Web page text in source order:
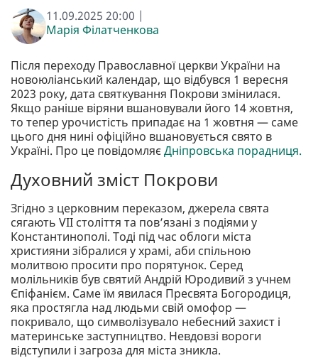
11.09.2025 20:00 |
Марія Філатченкова
Після переходу Православної церкви України на
новоюліанський календар, що відбувся 1 вересня
2023 року, дата святкування Покрови змінилася.
Якщо раніше віряни вшановували його 14 жовтня,
то тепер урочистість припадає на 1 жовтня — саме
цього дня нині офіційно вшановується свято в
Україні. Про це повідомляєДніпровська порадниця.
Духовний зміст Покрови
Згідно з церковним переказом, джерела свята
сягають VII століття та пов’язані з подіями у
Константинополі. Тоді під час облоги міста
християни зібралися у храмі, аби спільною
молитвою просити про порятунок. Серед
молільників був святий Андрій Юродивий з учнем
Єпіфанієм. Саме їм явилася Пресвята Богородиця,
яка простягла над людьми свій омофор —
покривало, що символізувало небесний захист і
материнське заступництво. Невдовзі вороги
відступили і загроза для міста зникла.